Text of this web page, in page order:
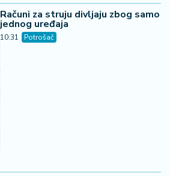
Računi za struju divljaju zbog samo
jednog uređaja
10:31 Potrošač